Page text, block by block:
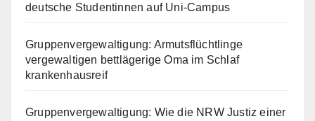
deutsche Studentinnen auf Uni-Campus
Gruppenvergewaltigung: Armutsflüchtlinge
vergewaltigen bettlägerige Oma im Schlaf
krankenhausreif
Gruppenvergewaltigung: Wie die NRW Justiz einer